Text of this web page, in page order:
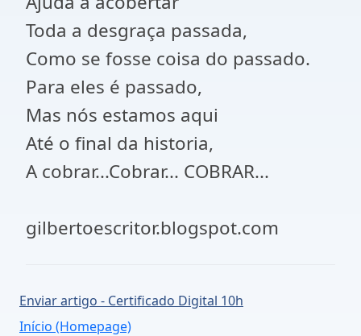
Toda a desgraça passada,
Como se fosse coisa do passado.
Para eles é passado,
Mas nós estamos aqui
Até o final da historia,
A cobrar...Cobrar... COBRAR...
gilbertoescritor.blogspot.com
Enviar artigo - Certificado Digital 10h
Início (Homepage)